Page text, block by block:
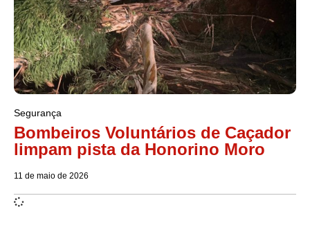
Segurança
Bombeiros Voluntários de Caçador
limpam pista da Honorino Moro
11 de maio de 2026